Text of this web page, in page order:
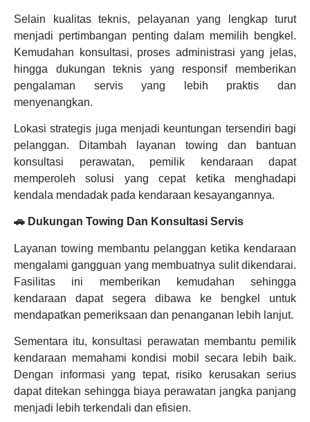
Selain kualitas teknis, pelayanan yang lengkap turut
menjadi pertimbangan penting dalam memilih bengkel.
Kemudahan konsultasi, proses administrasi yang jelas,
hingga dukungan teknis yang responsif memberikan
pengalaman servis yang lebih praktis dan
menyenangkan.
Lokasi strategis juga menjadi keuntungan tersendiri bagi
pelanggan. Ditambah layanan towing dan bantuan
konsultasi perawatan, pemilik kendaraan dapat
memperoleh solusi yang cepat ketika menghadapi
kendala mendadak pada kendaraan kesayangannya.
🚗 Dukungan Towing Dan Konsultasi Servis
Layanan towing membantu pelanggan ketika kendaraan
mengalami gangguan yang membuatnya sulit dikendarai.
Fasilitas ini memberikan kemudahan sehingga
kendaraan dapat segera dibawa ke bengkel untuk
mendapatkan pemeriksaan dan penanganan lebih lanjut.
Sementara itu, konsultasi perawatan membantu pemilik
kendaraan memahami kondisi mobil secara lebih baik.
Dengan informasi yang tepat, risiko kerusakan serius
dapat ditekan sehingga biaya perawatan jangka panjang
menjadi lebih terkendali dan efisien.